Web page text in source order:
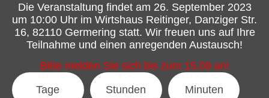
Die Veranstaltung findet am 26. September 2023
um 10:00 Uhr im Wirtshaus Reitinger, Danziger Str.
16, 82110 Germering statt. Wir freuen uns auf Ihre
Teilnahme und einen anregenden Austausch!
Bitte melden Sie sich bis zum 15.09 an!
Tage
Stunden Minuten